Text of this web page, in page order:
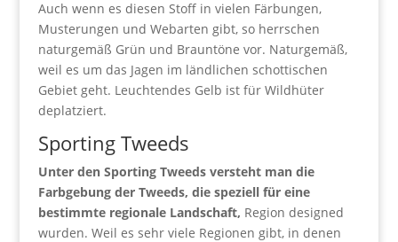
Auch wenn es diesen Stoff in vielen Färbungen,
Musterungen und Webarten gibt, so herrschen
naturgemäß Grün und Brauntöne vor. Naturgemäß,
weil es um das Jagen im ländlichen schottischen
Gebiet geht. Leuchtendes Gelb ist für Wildhüter
deplatziert.
Sporting Tweeds
Unter den Sporting Tweeds versteht man die
Farbgebung der Tweeds, die speziell für eine
bestimmte regionale Landschaft, Region designed
wurden. Weil es sehr viele Regionen gibt, in denen